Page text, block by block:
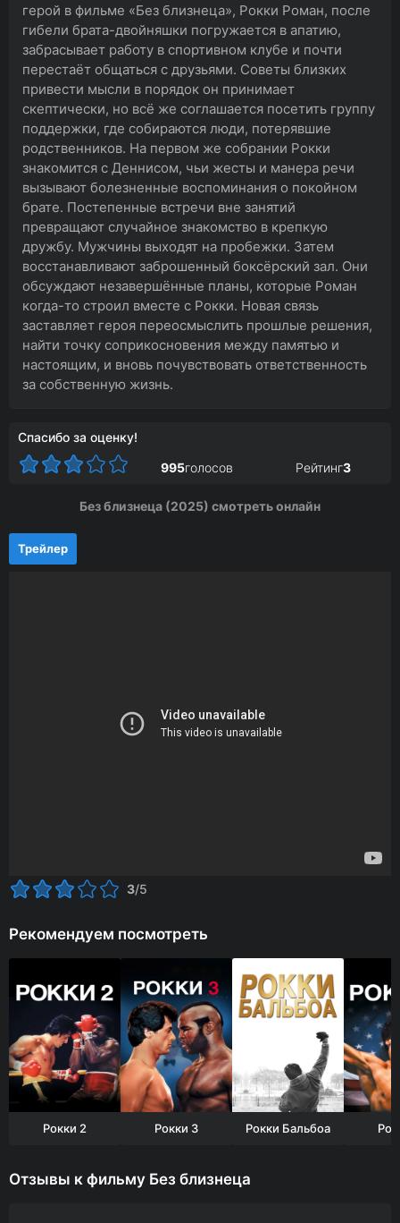
герой в фильме «Без близнеца», Рокки Роман, после
гибели брата-двойняшки погружается в апатию,
забрасывает работу в спортивном клубе и почти
перестаёт общаться с друзьями. Советы близких
привести мысли в порядок он принимает
скептически, но всё же соглашается посетить группу
поддержки, где собираются люди, потерявшие
родственников. На первом же собрании Рокки
знакомится с Деннисом, чьи жесты и манера речи
вызывают болезненные воспоминания о покойном
брате. Постепенные встречи вне занятий
превращают случайное знакомство в крепкую
дружбу. Мужчины выходят на пробежки. Затем
восстанавливают заброшенный боксёрский зал. Они
обсуждают незавершённые планы, которые Роман
когда-то строил вместе с Рокки. Новая связь
заставляет героя переосмыслить прошлые решения,
найти точку соприкосновения между памятью и
настоящим, и вновь почувствовать ответственность
за собственную жизнь.
Спасибо за оценку!
995голосов Рейтинг3
Без близнеца (2025) смотреть онлайн
Трейлер
3/5
Рекомендуем посмотреть
Рокки 2 Рокки 3 Рокки Бальбоа
Отзывы к фильму Без близнеца